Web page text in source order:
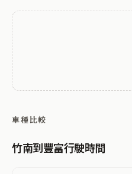
車種比較
竹南到豐富行駛時間